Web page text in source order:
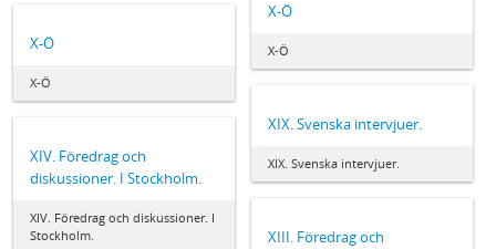
X-Ö
X-Ö
X-Ö
X-Ö
XIX. Svenska intervjuer.
XIX. Svenska intervjuer.
XIV. Föredrag och
diskussioner. I Stockholm.
XIV. Föredrag och diskussioner. I
Stockholm.
XIII. Föredrag och